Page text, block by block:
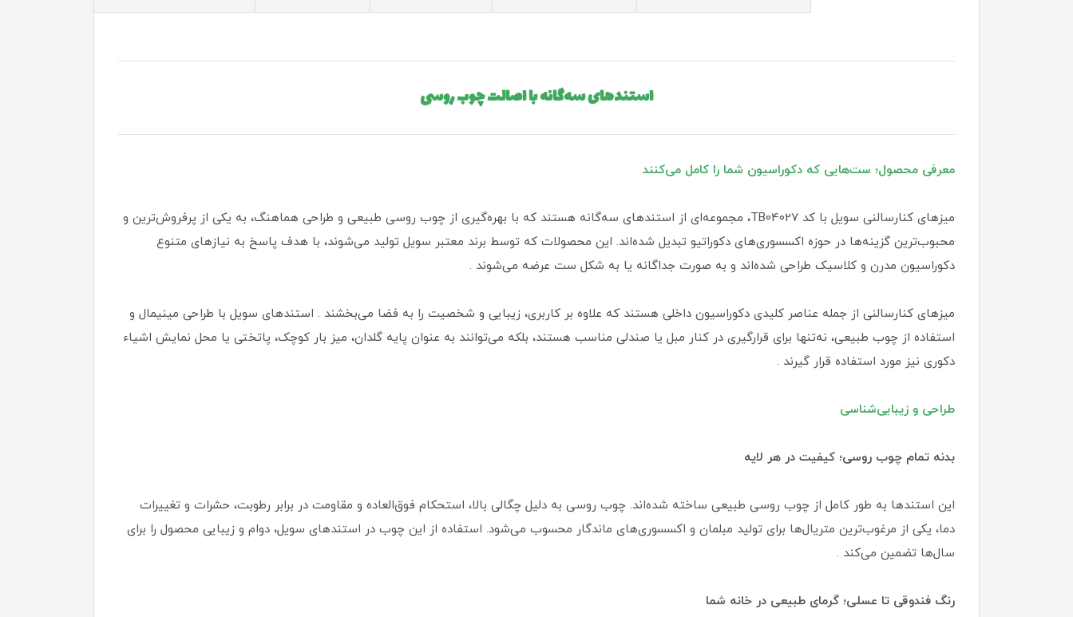
استندهای سه‌گانه با اصالت چوب روسی
معرفی محصول؛ ست‌هایی که دکوراسیون شما را کامل می‌کنند
میزهای کنارسالنی سویل با کد TB04027، مجموعه‌ای از استندهای سه‌گانه هستند که با بهره‌گیری از چوب روسی طبیعی و طراحی هماهنگ، به یکی از پرفروش‌ترین و
محبوب‌ترین گزینه‌ها در حوزه اکسسوری‌های دکوراتیو تبدیل شده‌اند. این محصولات که توسط برند معتبر سویل تولید می‌شوند، با هدف پاسخ به نیازهای متنوع
دکوراسیون مدرن و کلاسیک طراحی شده‌اند و به صورت جداگانه یا به شکل ست عرضه می‌شوند .
میزهای کنارسالنی از جمله عناصر کلیدی دکوراسیون داخلی هستند که علاوه بر کاربری، زیبایی و شخصیت را به فضا می‌بخشند . استندهای سویل با طراحی مینیمال و
استفاده از چوب طبیعی، نه‌تنها برای قرارگیری در کنار مبل یا صندلی مناسب هستند، بلکه می‌توانند به عنوان پایه گلدان، میز بار کوچک، پاتختی یا محل نمایش اشیاء
دکوری نیز مورد استفاده قرار گیرند .
طراحی و زیبایی‌شناسی
بدنه تمام چوب روسی؛ کیفیت در هر لایه
این استندها به طور کامل از چوب روسی طبیعی ساخته شده‌اند. چوب روسی به دلیل چگالی بالا، استحکام فوق‌العاده و مقاومت در برابر رطوبت، حشرات و تغییرات
دما، یکی از مرغوب‌ترین متریال‌ها برای تولید مبلمان و اکسسوری‌های ماندگار محسوب می‌شود. استفاده از این چوب در استندهای سویل، دوام و زیبایی محصول را برای
سال‌ها تضمین می‌کند .
رنگ فندوقی تا عسلی؛ گرمای طبیعی در خانه شما